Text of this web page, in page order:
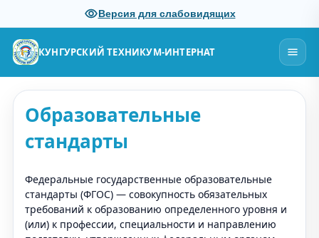
Версия для слабовидящих
КУНГУРСКИЙ ТЕХНИКУМ-ИНТЕРНАТ
Образовательные
стандарты
Федеральные государственные образовательные
стандарты (ФГОС) — совокупность обязательных
требований к образованию определенного уровня и
(или) к профессии, специальности и направлению